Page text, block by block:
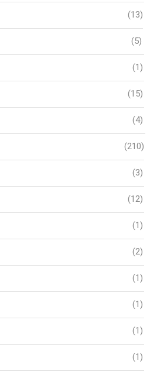
(13)
(5)
(1)
(15)
(4)
(210)
(3)
(12)
(1)
(2)
(1)
(1)
(1)
(1)